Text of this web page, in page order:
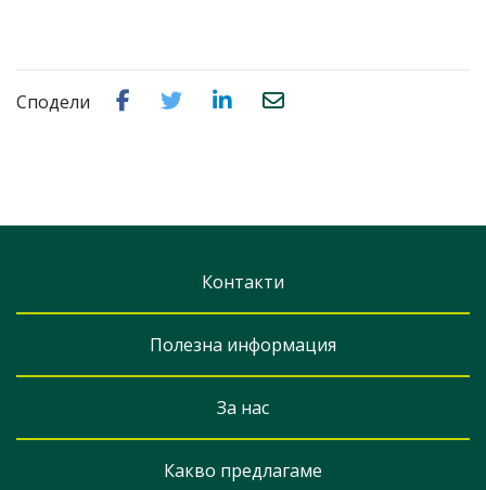
Сподели
Контакти
Полезна информация
За нас
Какво предлагаме